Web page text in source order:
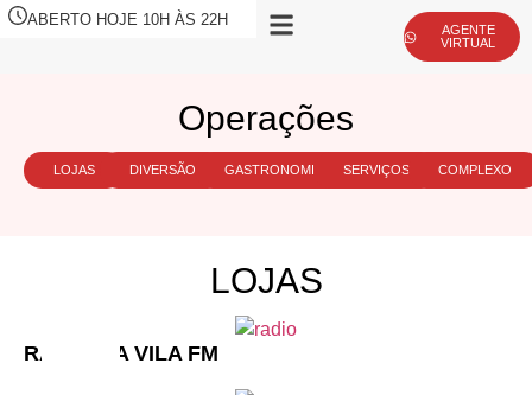
ABERTO HOJE 10H ÀS 22H
AGENTE
VIRTUAL
Operações
LOJAS DIVERSÃO GASTRONOMIA SERVIÇOS COMPLEXO
LOJAS
RÁDIO DA VILA FM